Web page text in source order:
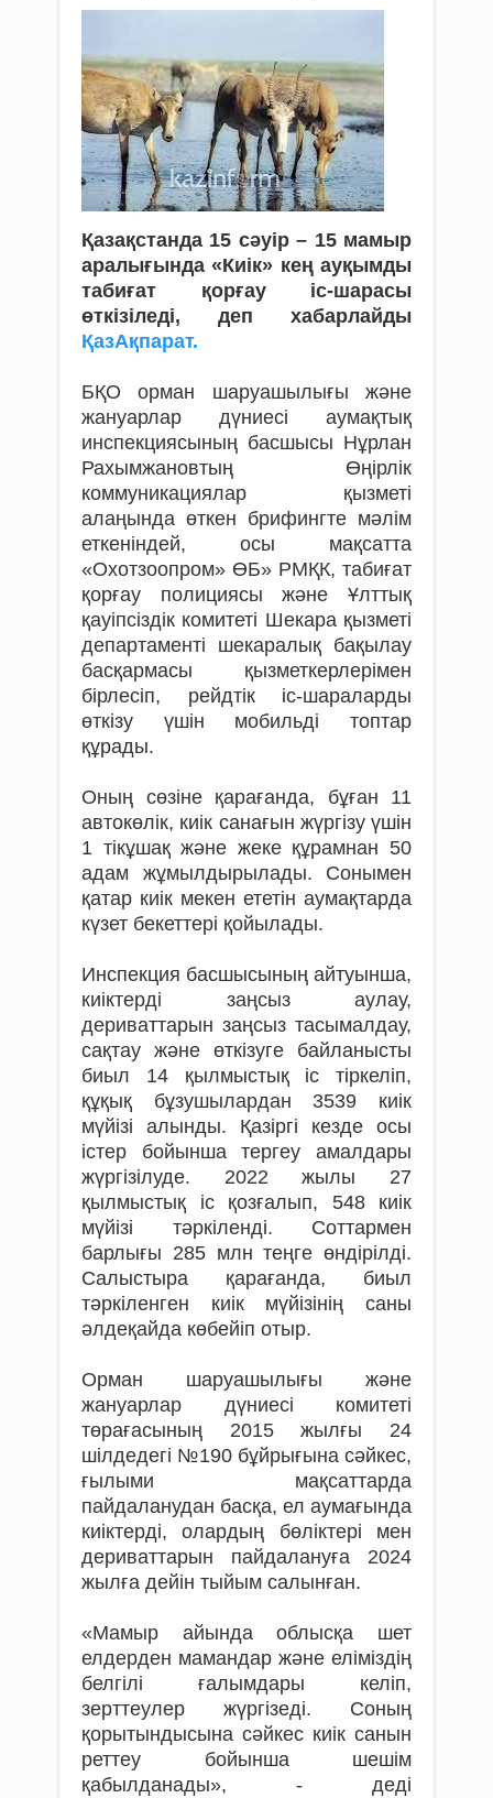
Қазақстанда 15 сәуір – 15 мамыр
аралығында «Киік» кең ауқымды
табиғат қорғау іс-шарасы
өткізіледі, деп хабарлайды
ҚазАқпарат.
БҚО орман шаруашылығы және
жануарлар дүниесі аумақтық
инспекциясының басшысы Нұрлан
Рахымжановтың Өңірлік
коммуникациялар қызметі
алаңында өткен брифингте мәлім
еткеніндей, осы мақсатта
«Охотзоопром» ӨБ» РМҚК, табиғат
қорғау полициясы және Ұлттық
қауіпсіздік комитеті Шекара қызметі
департаменті шекаралық бақылау
басқармасы қызметкерлерімен
бірлесіп, рейдтік іс-шараларды
өткізу үшін мобильді топтар
құрады.
Оның сөзіне қарағанда, бұған 11
автокөлік, киік санағын жүргізу үшін
1 тікұшақ және жеке құрамнан 50
адам жұмылдырылады. Сонымен
қатар киік мекен ететін аумақтарда
күзет бекеттері қойылады.
Инспекция басшысының айтуынша,
киіктерді заңсыз аулау,
дериваттарын заңсыз тасымалдау,
сақтау және өткізуге байланысты
биыл 14 қылмыстық іс тіркеліп,
құқық бұзушылардан 3539 киік
мүйізі алынды. Қазіргі кезде осы
істер бойынша тергеу амалдары
жүргізілуде. 2022 жылы 27
қылмыстық іс қозғалып, 548 киік
мүйізі тәркіленді. Соттармен
барлығы 285 млн теңге өндірілді.
Салыстыра қарағанда, биыл
тәркіленген киік мүйізінің саны
әлдеқайда көбейіп отыр.
Орман шаруашылығы және
жануарлар дүниесі комитеті
төрағасының 2015 жылғы 24
шілдедегі №190 бұйрығына сәйкес,
ғылыми мақсаттарда
пайдаланудан басқа, ел аумағында
киіктерді, олардың бөліктері мен
дериваттарын пайдалануға 2024
жылға дейін тыйым салынған.
«Мамыр айында облысқа шет
елдерден мамандар және еліміздің
белгілі ғалымдары келіп,
зерттеулер жүргізеді. Соның
қорытындысына сәйкес киік санын
реттеу бойынша шешім
қабылданады», - деді